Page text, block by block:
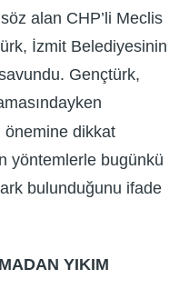
alan CHP’li Meclis
İzmit Belediyesinin
Gençtürk,
önemine dikkat
yöntemlerle bugünkü
bulunduğunu ifade
YIKIM